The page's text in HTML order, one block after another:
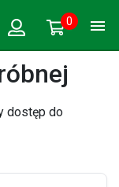
0
dostęp do